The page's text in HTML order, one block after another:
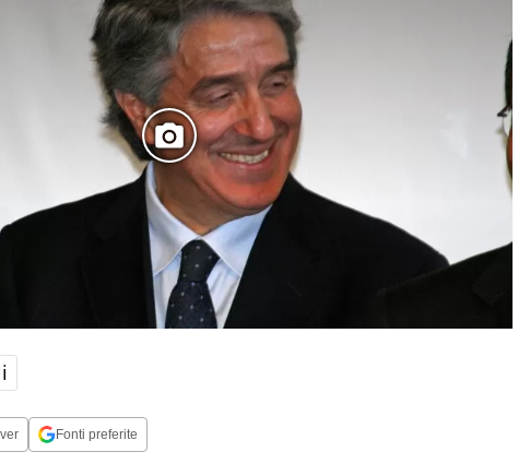
Fonti preferite